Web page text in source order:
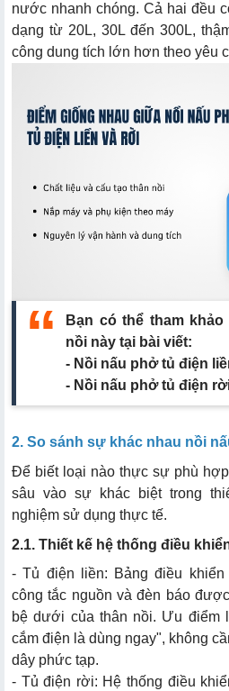
nước nhanh chóng. Cả hai đều
dạng từ 20L, 30L đến 300L,
công dung tích lớn hơn theo yêu
Bạn có thể tham
nồi này tại bài viết:
- Nồi nấu phở tủ điện
- Nồi nấu phở tủ điện
2. So sánh sự khác nhau nồi
Để biết loại nào thực sự phù
sâu vào sự khác biệt trong
nghiệm sử dụng thực tế.
2.1. Thiết kế hệ thống điều
- Tủ điện liền: Bảng điều
công tắc nguồn và đèn báo
bệ dưới của thân nồi. Ưu điểm
cắm điện là dùng ngay", không
dây phức tạp.
- Tủ điện rời: Hệ thống điều